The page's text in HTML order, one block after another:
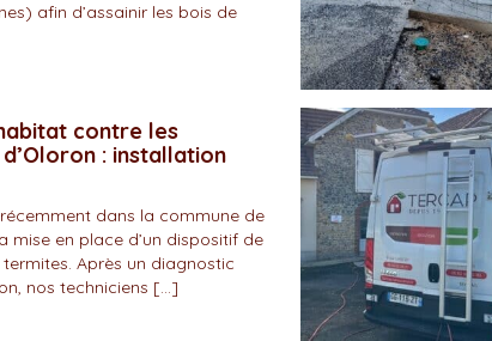
afin d’assainir les bois de
contre les
: installation
dans la commune de
mise en place d’un dispositif de
Après un diagnostic
nos techniciens […]